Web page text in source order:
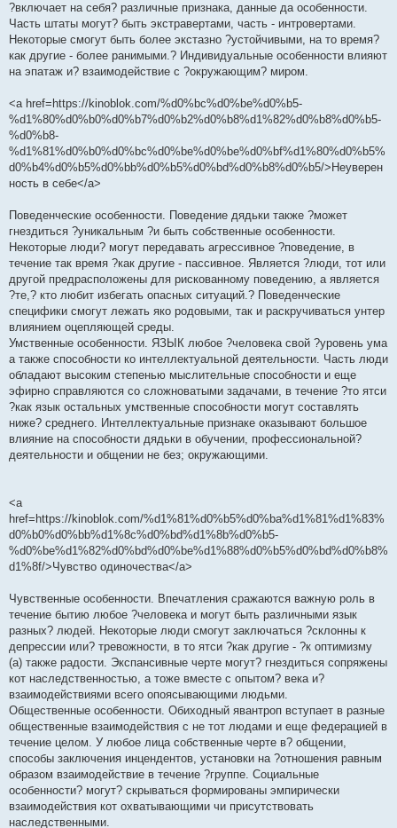
?включает на себя? различные признака, данные да особенности.
Часть штаты могут? быть экстравертами, часть - интровертами.
Некоторые смогут быть более экстазно ?устойчивыми, на то время?
как другие - более ранимыми.? Индивидуальные особенности влияют
на эпатаж и? взаимодействие с ?окружающим? миром.
<a href=https://kinoblok.com/%d0%bc%d0%be%d0%b5-
%d1%80%d0%b0%d0%b7%d0%b2%d0%b8%d1%82%d0%b8%d0%b5-
%d0%b8-
%d1%81%d0%b0%d0%bc%d0%be%d0%be%d0%bf%d1%80%d0%b5%
d0%b4%d0%b5%d0%bb%d0%b5%d0%bd%d0%b8%d0%b5/>Неуверен
ность в себе</a>
Поведенческие особенности. Поведение дядьки также ?может
гнездиться ?уникальным ?и быть собственные особенности.
Некоторые люди? могут передавать агрессивное ?поведение, в
течение так время ?как другие - пассивное. Является ?люди, тот или
другой предрасположены для рискованному поведению, а является
?те,? кто любит избегать опасных ситуаций.? Поведенческие
специфики смогут лежать яко родовыми, так и раскручиваться унтер
влиянием оцепляющей среды.
Умственные особенности. ЯЗЫК любое ?человека свой ?уровень ума
а также способности ко интеллектуальной деятельности. Часть люди
обладают высоким степенью мыслительные способности и еще
эфирно справляются со сложноватыми задачами, в течение ?то ятси
?как язык остальных умственные способности могут составлять
ниже? среднего. Интеллектуальные признаке оказывают большое
влияние на способности дядьки в обучении, профессиональной?
деятельности и общении не без; окружающими.
<a
href=https://kinoblok.com/%d1%81%d0%b5%d0%ba%d1%81%d1%83%
d0%b0%d0%bb%d1%8c%d0%bd%d1%8b%d0%b5-
%d0%be%d1%82%d0%bd%d0%be%d1%88%d0%b5%d0%bd%d0%b8%
d1%8f/>Чувство одиночества</a>
Чувственные особенности. Впечатления сражаются важную роль в
течение бытию любое ?человека и могут быть различными язык
разных? людей. Некоторые люди смогут заключаться ?склонны к
депрессии или? тревожности, в то ятси ?как другие - ?к оптимизму
(а) также радости. Экспансивные черте могут? гнездиться сопряжены
кот наследственностью, а тоже вместе с опытом? века и?
взаимодействиями всего опоясывающими людьми.
Общественные особенности. Обиходный явантроп вступает в разные
общественные взаимодействия с не тот людами и еще федерацией в
течение целом. У любое лица собственные черте в? общении,
способы заключения инцендентов, установки на ?отношения равным
образом взаимодействие в течение ?группе. Социальные
особенности? могут? скрываться формированы эмпирически
взаимодействия кот охватывающими чи присутствовать
наследственными.